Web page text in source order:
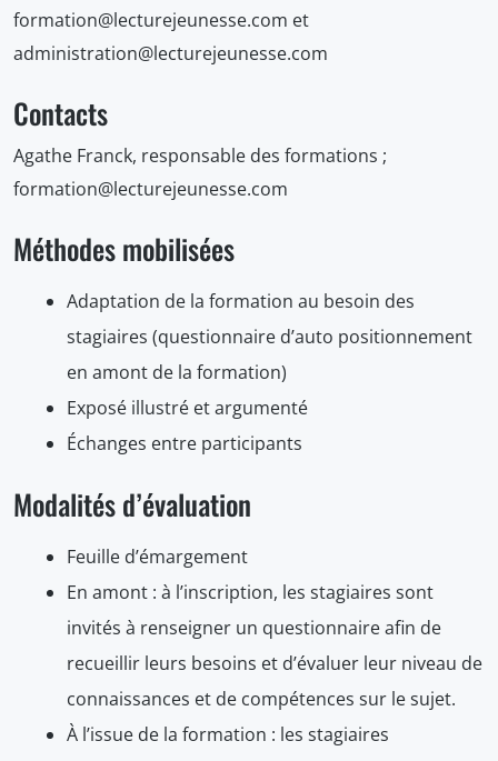
formation@lecturejeunesse.com et
administration@lecturejeunesse.com
Contacts
Agathe Franck, responsable des formations ;
formation@lecturejeunesse.com
Méthodes mobilisées
Adaptation de la formation au besoin des
stagiaires (questionnaire d’auto positionnement
en amont de la formation)
Exposé illustré et argumenté
Échanges entre participants
Modalités d’évaluation
Feuille d’émargement
En amont : à l’inscription, les stagiaires sont
invités à renseigner un questionnaire afin de
recueillir leurs besoins et d’évaluer leur niveau de
connaissances et de compétences sur le sujet.
À l’issue de la formation : les stagiaires